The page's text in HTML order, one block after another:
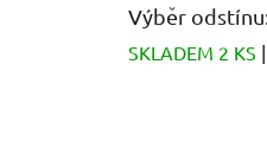
Výběr
SKLADEM 2 KS